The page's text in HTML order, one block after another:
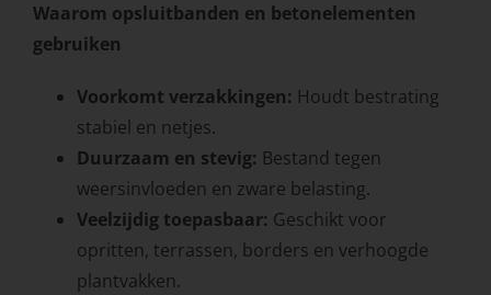
Waarom opsluitbanden en betonelementen
gebruiken
Voorkomt verzakkingen: Houdt bestrating
stabiel en netjes.
Duurzaam en stevig: Bestand tegen
weersinvloeden en zware belasting.
Veelzijdig toepasbaar: Geschikt voor
opritten, terrassen, borders en verhoogde
plantvakken.